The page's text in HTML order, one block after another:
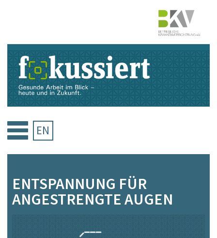
EN
ENTSPANNUNG FÜR
ANGESTRENGTE AUGEN